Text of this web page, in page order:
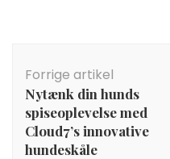
Forrige artikel
Nytænk din hunds
spiseoplevelse med
Cloud7’s innovative
hundeskåle